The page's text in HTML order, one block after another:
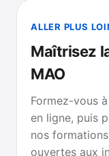
ALLER PLUS
Maîtrisez
MAO
Formez-vous
en ligne, puis
nos
ouvertes aux